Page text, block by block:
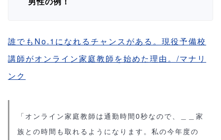
誰でもNo.1になれるチャンスがある。現役予備校
講師がオンライン家庭教師を始めた理由。/マナリ
ンク
「オンライン家庭教師は通勤時間0秒なので、＿＿家
族との時間も取れるようになります。私の今年度の